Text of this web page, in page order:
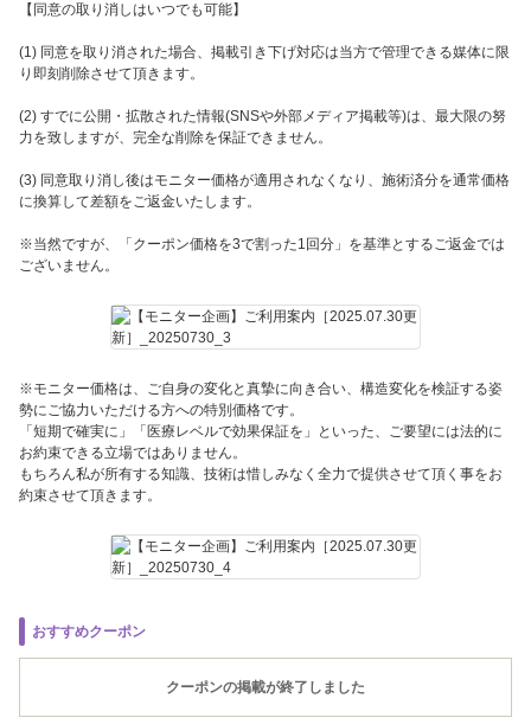
【同意の取り消しはいつでも可能】
(1) 同意を取り消された場合、掲載引き下げ対応は当方で管理できる媒体に限
り即刻削除させて頂きます。
(2) すでに公開・拡散された情報(SNSや外部メディア掲載等)は、最大限の努
力を致しますが、完全な削除を保証できません。
(3) 同意取り消し後はモニター価格が適用されなくなり、施術済分を通常価格
に換算して差額をご返金いたします。
※当然ですが、「クーポン価格を3で割った1回分」を基準とするご返金では
ございません。
※モニター価格は、ご自身の変化と真摯に向き合い、構造変化を検証する姿
勢にご協力いただける方への特別価格です。
「短期で確実に」「医療レベルで効果保証を」といった、ご要望には法的に
お約束できる立場ではありません。
もちろん私が所有する知識、技術は惜しみなく全力で提供させて頂く事をお
約束させて頂きます。
おすすめクーポン
クーポンの掲載が終了しました